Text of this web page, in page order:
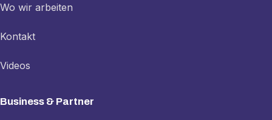
Wo wir arbeiten
Kontakt
Videos
Business & Partner